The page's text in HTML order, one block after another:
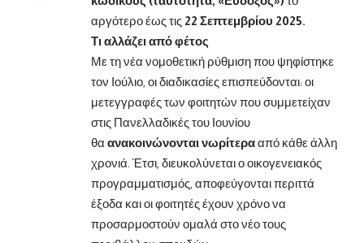
αργότερο έως τις 22 Σεπτεμβρίου 2025.
Τι αλλάζει από φέτος
Με τη νέα νομοθετική ρύθμιση που ψηφίστηκε
τον Ιούλιο, οι διαδικασίες επισπεύδονται: οι
μετεγγραφές των φοιτητών που συμμετείχαν
στις Πανελλαδικές του Ιουνίου
θα ανακοινώνονται νωρίτερααπό κάθε άλλη
χρονιά. Έτσι, διευκολύνεται ο οικογενειακός
προγραμματισμός, αποφεύγονται περιττά
έξοδα και οι φοιτητές έχουν χρόνο να
προσαρμοστούν ομαλά στο νέο τους